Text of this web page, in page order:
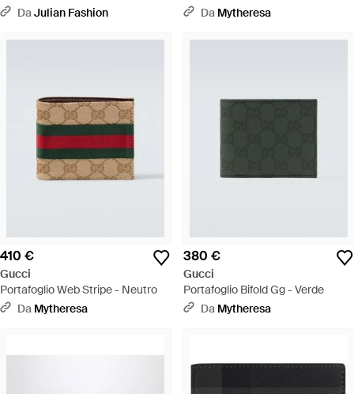
DaJulian Fashion
NeroDa Mytheresa
410 €
Gucci
Portafoglio Web Stripe - Neutro
Da Mytheresa
380 €
Gucci
Portafoglio Bifold Gg - Verde
Da Mytheresa